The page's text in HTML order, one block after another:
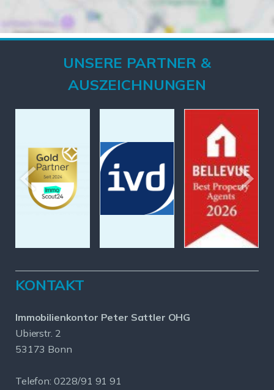
UNSERE PARTNER &
AUSZEICHNUNGEN
KONTAKT
Immobilienkontor Peter Sattler OHG
Ubierstr. 2
53173 Bonn
Telefon: 0228/91 91 91